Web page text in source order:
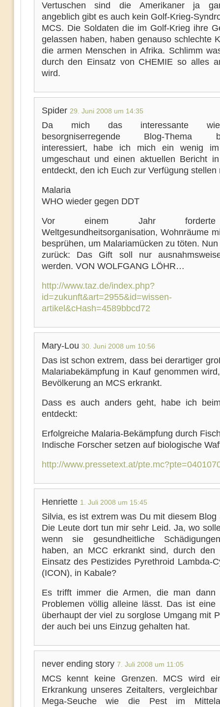
Vertuschen sind die Amerikaner ja
angeblich gibt es auch kein Golf-Krieg-
MCS. Die Soldaten die im Golf-Krieg ihre
gelassen haben, haben genauso schlechte
die armen Menschen in Afrika. Schlimm
durch den Einsatz von CHEMIE so alles
wird.
Spider 29. Juni 2008 um 14:35
Da mich das interessante
besorgniserregende Blog-Thema
interessiert, habe ich mich ein wenig
umgeschaut und einen aktuellen Bericht
entdeckt, den ich Euch zur Verfügung stellen
Malaria
WHO wieder gegen DDT
Vor einem Jahr
Weltgesundheitsorganisation, Wohnräume
besprühen, um Malariamücken zu töten.
zurück: Das Gift soll nur
werden. VON WOLFGANG LÖHR…
http://www.taz.de/index.php?
id=zukunft&art=2955&id=wissen-
artikel&cHash=4589bbcd72
Mary-Lou 30. Juni 2008 um 10:56
Das ist schon extrem, dass bei derartiger
Malariabekämpfung in Kauf genommen
Bevölkerung an MCS erkrankt.
Dass es auch anders geht, habe ich
entdeckt:
Erfolgreiche Malaria-Bekämpfung durch
Indische Forscher setzen auf biologische
http://www.pressetext.at/
Henriette 1. Juli 2008 um 15:45
Silvia, es ist extrem was Du mit diesem Blog
Die Leute dort tun mir sehr Leid. Ja, wo
wenn sie gesundheitliche
haben, an MCC erkrankt sind, durch den
Einsatz des Pestizides Pyrethroid Lambda-
(ICON), in Kabale?
Es trifft immer die Armen, die man dann
Problemen völlig alleine lässt. Das ist eine
überhaupt der viel zu sorglose Umgang mit
der auch bei uns Einzug gehalten hat.
never ending story 7. Juli 2008 um 11:05
MCS kennt keine Grenzen. MCS wird
Erkrankung unseres Zeitalters,
Mega-Seuche wie die Pest im